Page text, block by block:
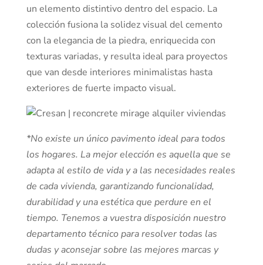
un elemento distintivo dentro del espacio. La
colección fusiona la solidez visual del cemento
con la elegancia de la piedra, enriquecida con
texturas variadas, y resulta ideal para proyectos
que van desde interiores minimalistas hasta
exteriores de fuerte impacto visual.
*No existe un único pavimento ideal para todos
los hogares. La mejor elección es aquella que se
adapta al estilo de vida y a las necesidades reales
de cada vivienda, garantizando funcionalidad,
durabilidad y una estética que perdure en el
tiempo. Tenemos a vuestra disposición nuestro
departamento técnico para resolver todas las
dudas y aconsejar sobre las mejores marcas y